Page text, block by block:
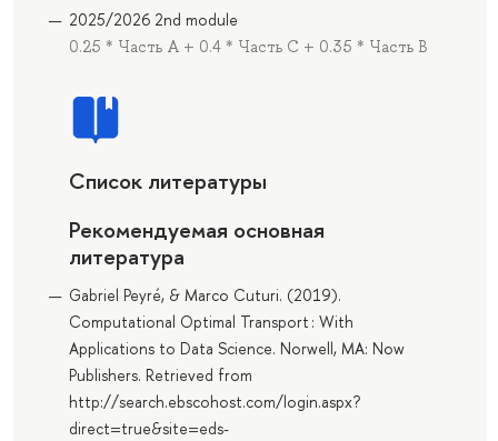
2025/2026 2nd module
0.25 * Часть А + 0.4 * Часть C + 0.35 * Часть B
Список литературы
Рекомендуемая основная
литература
Gabriel Peyré, & Marco Cuturi. (2019).
Computational Optimal Transport : With
Applications to Data Science. Norwell, MA: Now
Publishers. Retrieved from
http://search.ebscohost.com/login.aspx?
direct=true&site=eds-